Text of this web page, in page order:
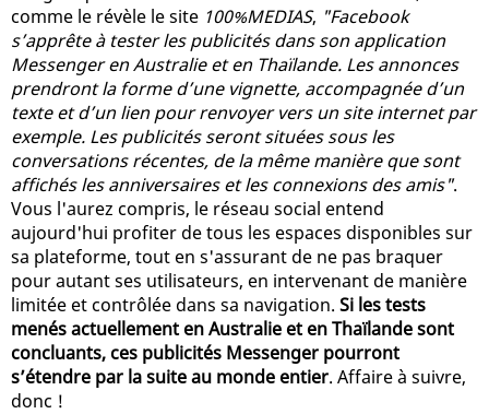
comme le révèle le site 100%MEDIAS, "Facebook
s’apprête à tester les publicités dans son application
Messenger en Australie et en Thaïlande. Les annonces
prendront la forme d’une vignette, accompagnée d’un
texte et d’un lien pour renvoyer vers un site internet par
exemple. Les publicités seront situées sous les
conversations récentes, de la même manière que sont
affichés les anniversaires et les connexions des amis".
Vous l'aurez compris, le réseau social entend
aujourd'hui profiter de tous les espaces disponibles sur
sa plateforme, tout en s'assurant de ne pas braquer
pour autant ses utilisateurs, en intervenant de manière
limitée et contrôlée dans sa navigation. Si les tests
menés actuellement en Australie et en Thaïlande sont
concluants, ces publicités Messenger pourront
s’étendre par la suite au monde entier. Affaire à suivre,
donc !